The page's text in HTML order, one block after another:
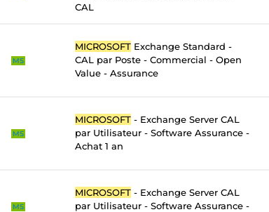
CAL
MS
MICROSOFT Exchange Standard -
CAL par Poste - Commercial - Open
Value - Assurance
MS
MICROSOFT - Exchange Server CAL
par Utilisateur - Software Assurance -
Achat 1 an
MS
MICROSOFT - Exchange Server CAL
par Utilisateur - Software Assurance -